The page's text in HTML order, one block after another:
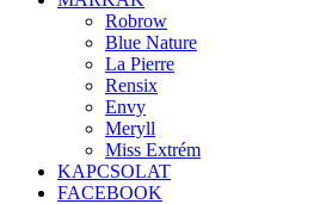
Robrow
Blue Nature
La Pierre
Rensix
Envy
Meryll
Miss Extrém
KAPCSOLAT
FACEBOOK